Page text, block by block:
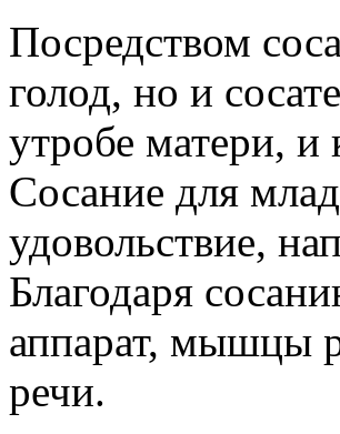
Посредством
голод, но и
утробе матери, и
Сосание для
удовольствие,
Благодаря
аппарат, мышцы
речи.